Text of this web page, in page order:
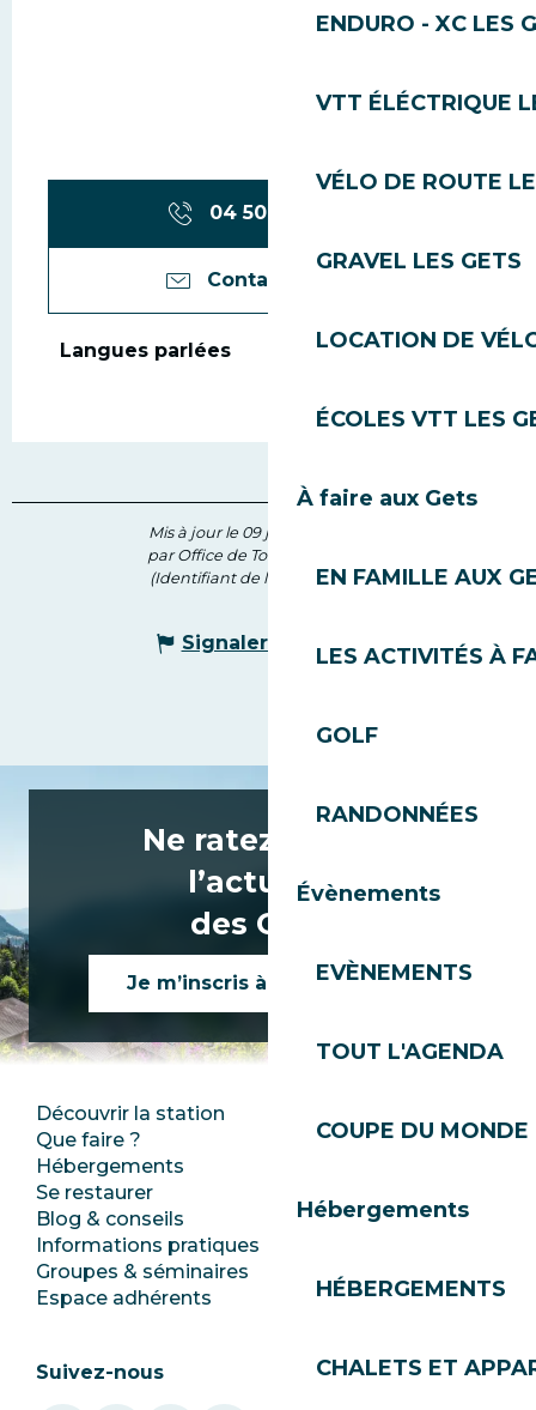
ENDURO - XC LES
VTT ÉLÉCTRIQUE
VÉLO DE ROUTE
GRAVEL LES GETS
LOCATION DE
ÉCOLES VTT LES
À faire aux Gets
EN FAMILLE AUX
LES ACTIVITÉS À
GOLF
RANDONNÉES
Évènements
EVÈNEMENTS
TOUT L'AGENDA
COUPE DU
Hébergements
HÉBERGEMENTS
CHALETS ET
04 50 74 74
Contactez-nous
Langues parlées
Langues parlées
Mis à jour le 09 juin 2026 à 14:59
par Office de Tourisme des Gets
(Identifiant de l'offre :
7060548 )
Signaler une erreur
Ne ratez rien de
l’actualité
des Gets !
Je m’inscris à la newsletter
Découvrir la station
Que faire ?
Hébergements
Se restaurer
Blog & conseils
Informations pratiques
Groupes & séminaires
Espace adhérents
Club Les Gets
Ecotourisme
SoleGets
Les Gets Tourisme
Suivez-nous